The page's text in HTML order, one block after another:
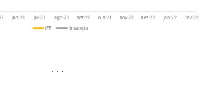
. . .